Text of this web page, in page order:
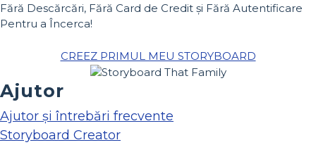
Fără Descărcări, Fără Card de Credit și Fără Autentificare
Pentru a Încerca!
CREEZ PRIMUL MEU STORYBOARD
Ajutor
Ajutor și întrebări frecvente
Storyboard Creator